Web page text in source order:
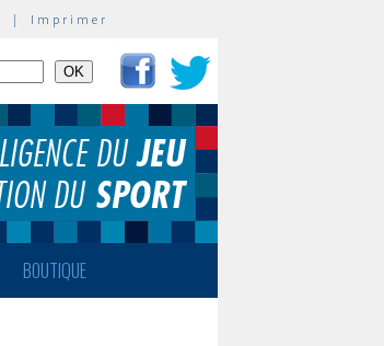
| Imprimer
BOUTIQUE